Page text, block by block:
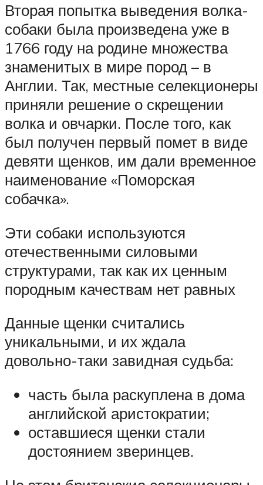
Вторая попытка выведения волка-
собаки была произведена уже в
1766 году на родине множества
знаменитых в мире пород – в
Англии. Так, местные селекционеры
приняли решение о скрещении
волка и овчарки. После того, как
был получен первый помет в виде
девяти щенков, им дали временное
наименование «Поморская
собачка».
Эти собаки используются
отечественными силовыми
структурами, так как их ценным
породным качествам нет равных
Данные щенки считались
уникальными, и их ждала
довольно-таки завидная судьба:
часть была раскуплена в дома
английской аристократии;
оставшиеся щенки стали
достоянием зверинцев.